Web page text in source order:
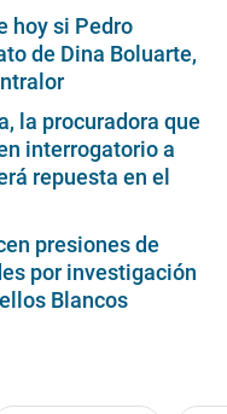
hoy si Pedro
de Dina Boluarte,
la procuradora que
interrogatorio a
repuesta en el
presiones de
por investigación
Blancos